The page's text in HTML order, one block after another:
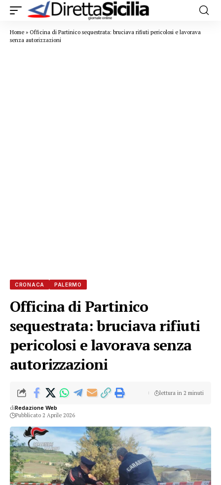
Home » Officina di Partinico sequestrata: bruciava rifiuti pericolosi e lavorava
senza autorizzazioni
CRONACA PALERMO
Officina di Partinico
sequestrata: bruciava rifiuti
pericolosi e lavorava senza
autorizzazioni
diRedazione Web
Pubblicato 2 Aprile 2026
lettura in 2 minuti